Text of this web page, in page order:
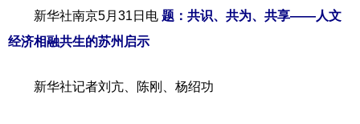
新华社南京5月31日电 题：共识、共为、共享——人文
经济相融共生的苏州启示
新华社记者刘亢、陈刚、杨绍功